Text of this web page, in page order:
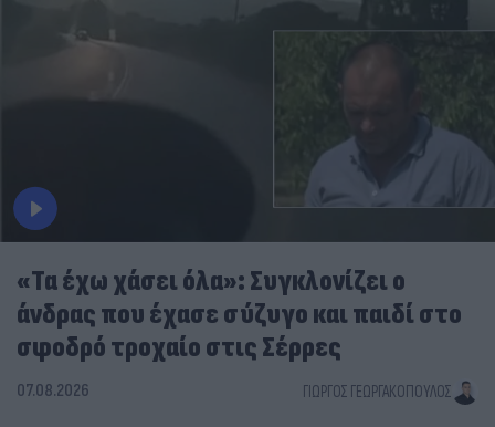
«Τα έχω χάσει όλα»: Συγκλονίζει ο
άνδρας που έχασε σύζυγο και παιδί στο
σφοδρό τροχαίο στις Σέρρες
07.08.2026 ΓΙΏΡΓΟΣ ΓΕΩΡΓΑΚΌΠΟΥΛΟΣ